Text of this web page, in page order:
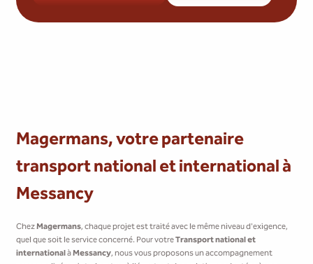
Magermans, votre partenaire
transport national et international à
Messancy
ChezMagermans, chaque projet est traité avec le même niveau d'exigence,
quel que soit le service concerné. Pour votreTransport national et
internationalàMessancy, nous vous proposons un accompagnement